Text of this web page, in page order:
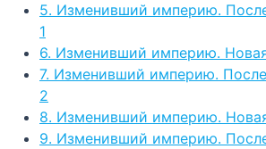
5. Изменивший империю.
1
6. Изменивший империю.
7. Изменивший империю.
2
8. Изменивший империю.
9. Изменивший империю.